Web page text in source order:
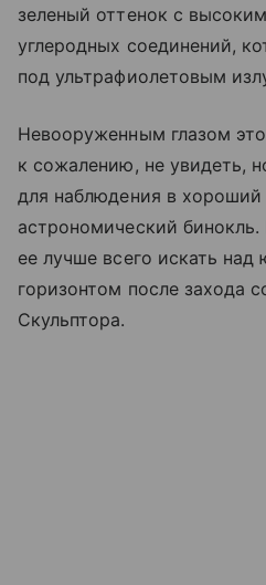
зеленый оттенок с
углеродных соединений,
под ультрафиолетовым
Невооруженным глазом
к сожалению, не увидеть,
для наблюдения в хороший
астрономический
ее лучше всего искать
горизонтом после захода
Скульптора.